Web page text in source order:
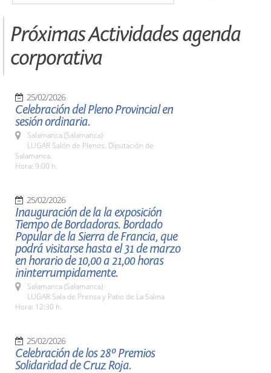
Próximas Actividades agenda
corporativa
25/02/2026
Celebración del Pleno Provincial en
sesión ordinaria.
Salamanca (Salamanca)
LUGAR Salón de Plenos. Diputación de
Salamanca.
Hora: 9:00 h.
25/02/2026
Inauguración de la la exposición
Tiempo de Bordadoras. Bordado
Popular de la Sierra de Francia, que
podrá visitarse hasta el 31 de marzo
en horario de 10,00 a 21,00 horas
ininterrumpidamente.
Salamanca (Salamanca)
LUGAR Sala de Prensa y Patio de La Salina
Hora: 12:30 h.
25/02/2026
Celebración de los 28º Premios
Solidaridad de Cruz Roja.